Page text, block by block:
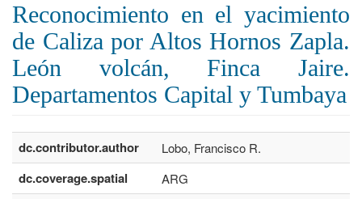
Reconocimiento en el yacimiento
de Caliza por Altos Hornos Zapla.
León volcán, Finca Jaire.
Departamentos Capital y Tumbaya
dc.contributor.author Lobo, Francisco R.
dc.coverage.spatial ARG